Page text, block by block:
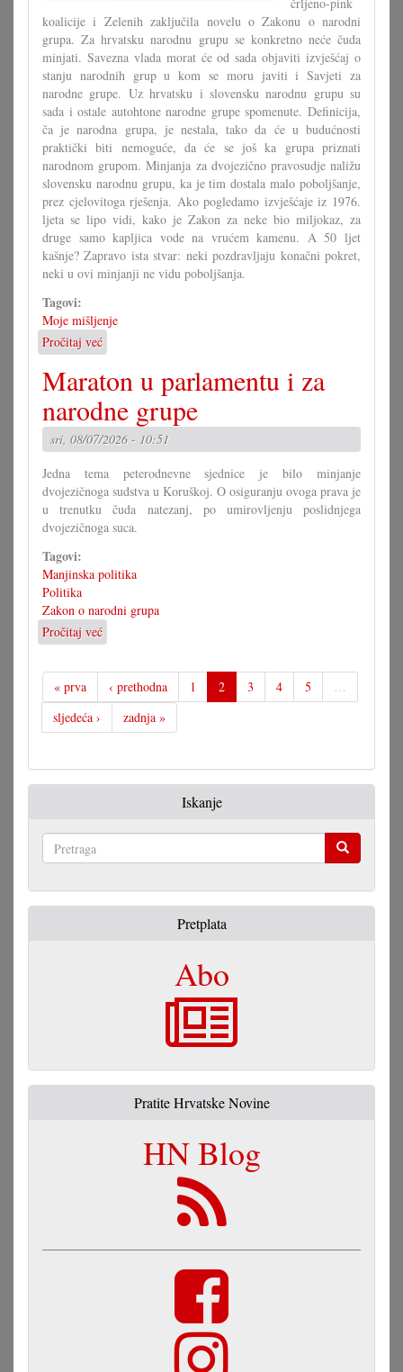
koalicije i Zelenih zaključila novelu o Zakonu o narodni
grupa. Za hrvatsku narodnu grupu se konkretno neće čuda
minjati. Savezna vlada morat će od sada objaviti izvješćaj o
stanju narodnih grup u kom se moru javiti i Savjeti za
narodne grupe. Uz hrvatsku i slovensku narodnu grupu su
sada i ostale autohtone narodne grupe spomenute. Definicija,
ča je narodna grupa, je nestala, tako da će u budućnosti
praktički biti nemoguće, da će se još ka grupa priznati
narodnom grupom. Minjanja za dvojezično pravosudje naližu
slovensku narodnu grupu, ka je tim dostala malo poboljšanje,
prez cjelovitoga rješenja. Ako pogledamo izvješćaje iz 1976.
ljeta se lipo vidi, kako je Zakon za neke bio miljokaz, za
druge samo kapljica vode na vrućem kamenu. A 50 ljet
kašnje? Zapravo ista stvar: neki pozdravljaju konačni pokret,
neki u ovi minjanji ne vidu poboljšanja.
Tagovi:
Moje mišljenje
Pročitaj već
Zakon
mora
dati
odgovore
Maraton u parlamentu i za
narodne grupe
sri, 08/07/2026 - 10:51
Jedna tema peterodnevne sjednice je bilo minjanje
dvojezičnoga sudstva u Koruškoj. O osiguranju ovoga prava je
u trenutku čuda natezanj, po umirovljenju poslidnjega
dvojezičnoga suca.
Tagovi:
Manjinska politika
Politika
Zakon o narodni grupa
Pročitaj već
Maraton
u
parlamentu
i
« prva ‹ prethodna 1 2 3 4 5
…
sljedeća ›
zadnja »
Iskanje
Pretplata
Abo
Pratite Hrvatske Novine
HN Blog